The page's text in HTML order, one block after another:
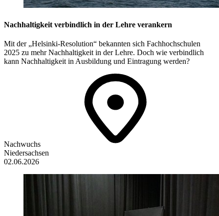
Nachhaltigkeit verbindlich in der Lehre verankern
Mit der „Helsinki-Resolution“ bekannten sich Fachhochschulen
2025 zu mehr Nachhaltigkeit in der Lehre. Doch wie verbindlich
kann Nachhaltigkeit in Ausbildung und Eintragung werden?
Nachwuchs
Niedersachsen
02.06.2026